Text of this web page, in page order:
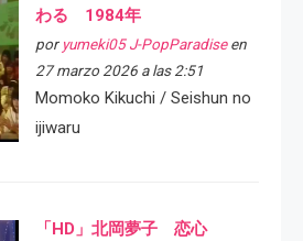
わる 1984年
por yumeki05 J-PopParadiseen
27 marzo 2026 a las 2:51
Momoko Kikuchi / Seishun no
ijiwaru
「HD」北岡夢子 恋心